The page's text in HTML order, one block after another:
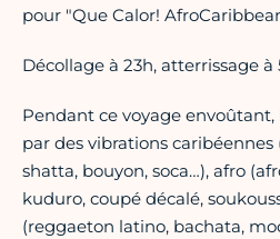
pour "Que Calor!
Décollage à 23h, atterrissage
Pendant ce voyage
par des vibrations
shatta, bouyon, soca…), afro
kuduro, coupé décalé,
(reggaeton latino, bachata,